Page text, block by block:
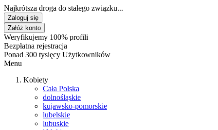
Najkrótsza droga do stałego związku...
Zaloguj się
Załóż konto
Weryfikujemy 100% profili
Bezpłatna rejestracja
Ponad 300 tysięcy Użytkowników
Menu
Kobiety
Cała Polska
dolnośląskie
kujawsko-pomorskie
lubelskie
lubuskie